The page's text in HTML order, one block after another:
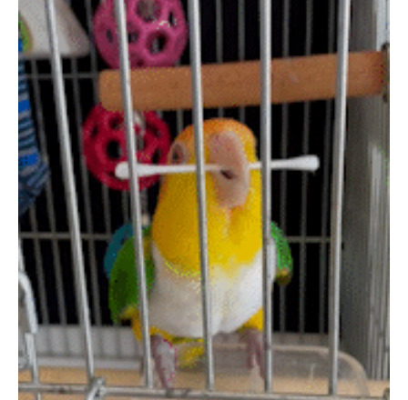
pecodogs
いぬ部をフォロー
pecocats
ねこ部をフォロー
アプリをダウンロードする